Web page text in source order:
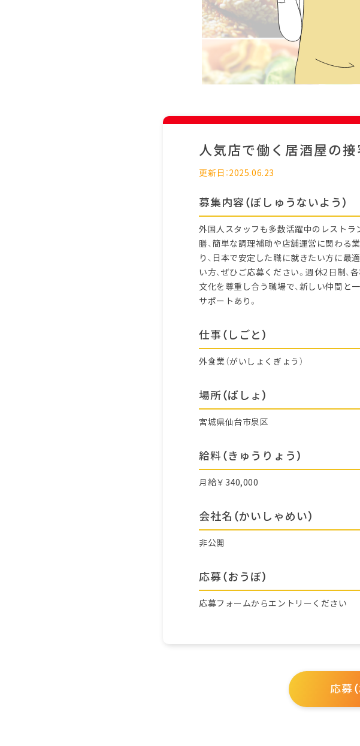
人気店で働く居酒屋の接
更新日：2025.06.23
募集内容（ぼしゅうないよう）
外国人スタッフも多数活躍中のレストラ
膳、簡単な調理補助や店舗運営に関わる
り、日本で安定した職に就きたい方に最
い方、ぜひご応募ください。週休2日制、
文化を尊重し合う職場で、新しい仲間と
サポートあり。
仕事（しごと）
外食業（がいしょくぎょう）
場所（ばしょ）
宮城県仙台市泉区
給料（きゅうりょう）
月給￥340,000
会社名（かいしゃめい）
非公開
応募（おうぼ）
応募フォームからエントリーください
応募